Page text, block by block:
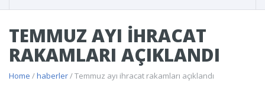
TEMMUZ AYI IHRACAT
RAKAMLARI AÇIKLANDI
Home /haberler/ Temmuz ayı ihracat rakamları açıklandı